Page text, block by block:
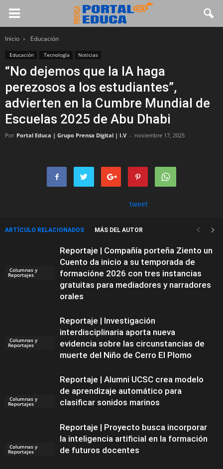
Inicio Educación
Educación Tecnología Noticias
“No dejemos que la IA haga
perezosos a los estudiantes”,
advierten en la Cumbre Mundial de
Escuelas 2025 de Abu Dhabi
Por Portal Educa | Grupo Prensa Digital | I.V - noviembre 17, 2025
tweet
ARTÍCULO RELACIONADOS MÁS DEL AUTOR
Columnas y
Reportajes
Reportaje | Compañía porteña Ziento un
Cuento da inicio a su temporada de
formacióne 2026 con tres instancias
gratuitas para mediadores y narradores
orales
Columnas y
Reportajes
Reportaje | Investigación
interdisciplinaria aporta nueva
evidencia sobre las circunstancias de
muerte del Niño de Cerro El Plomo
Columnas y
Reportajes
Reportaje | Alumni UCSC crea modelo
de aprendizaje automático para
clasificar sonidos marinos
Columnas y
Reportajes
Reportaje | Proyecto busca incorporar
la inteligencia artificial en la formación
de futuros docentes